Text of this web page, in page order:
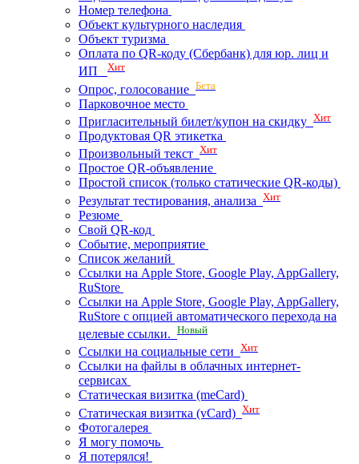
Номер телефона
Объект культурного наследия
Объект туризма
Оплата по QR-коду (Сбербанк) для юр. лиц и
ИП Хит
Опрос, голосование Бета
Парковочное место
Пригласительный билет/купон на скидку Хит
Продуктовая QR этикетка
Произвольный текст Хит
Простое QR-объявление
Простой список (только статические QR-коды)
Результат тестирования, анализа Хит
Резюме
Свой QR-код
Событие, мероприятие
Список желаний
Ссылки на Apple Store, Google Play, AppGallery,
RuStore
Ссылки на Apple Store, Google Play, AppGallery,
RuStore с опцией автоматического перехода на
целевые ссылки. Новый
Ссылки на социальные сети Хит
Ссылки на файлы в облачных интернет-
сервисах
Статическая визитка (meCard)
Статическая визитка (vCard) Хит
Фотогалерея
Я могу помочь
Я потерялся!